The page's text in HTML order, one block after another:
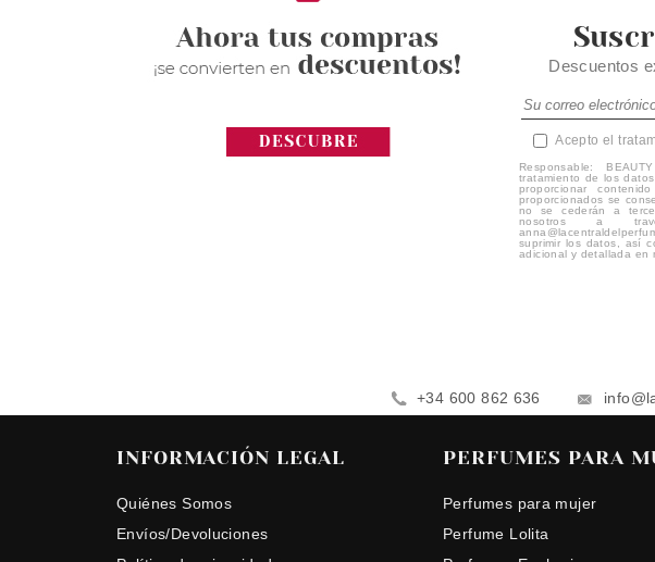
Descuentos
Acepto el
Responsable:
tratamiento de los
proporcionar
proporcionados se
no se cederán a
nosotros a
suprimir los datos, así
adicional y detallada en
+34 600 862 636
INFORMACIÓN LEGAL
Quiénes Somos
Envíos/Devoluciones
PERFUMES PARA
Perfumes para mujer
Perfume Lolita